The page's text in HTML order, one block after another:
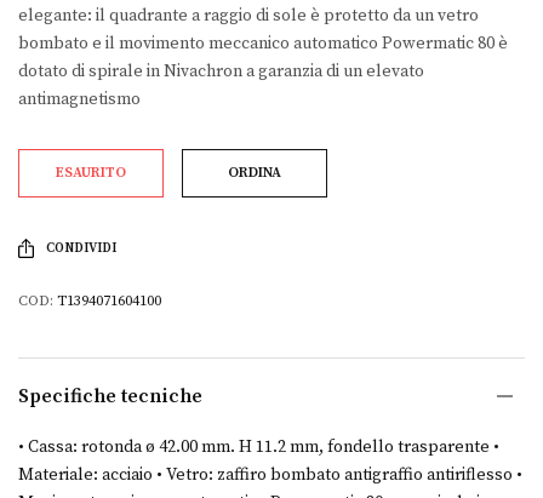
elegante: il quadrante a raggio di sole è protetto da un vetro
bombato e il movimento meccanico automatico Powermatic 80 è
dotato di spirale in Nivachron a garanzia di un elevato
antimagnetismo
ESAURITO ORDINA
CONDIVIDI
COD: T1394071604100
Specifiche tecniche
• Cassa: rotonda ø 42.00 mm. H 11.2 mm, fondello trasparente •
Materiale: acciaio • Vetro: zaffiro bombato antigraffio antiriflesso •